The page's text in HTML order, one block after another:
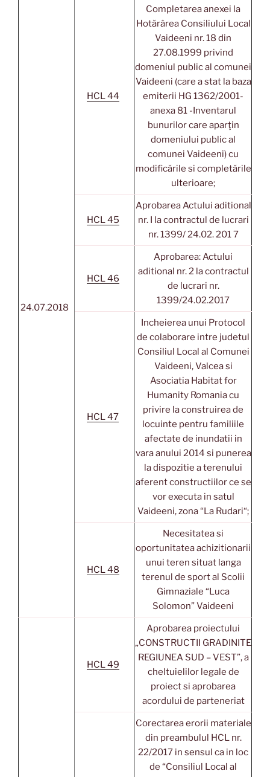
24.07.2018
HCL 44
Completarea anexei la
Hotărârea Consiliului Local
Vaideeni nr. 18 din
27.08.1999 privind
domeniul public al comunei
Vaideeni (care a stat la baza
emiterii HG 1362/2001-
anexa 81 -Inventarul
bunurilor care aparţin
domeniului public al
comunei Vaideeni) cu
modificările si completările
ulterioare;
HCL 45
Aprobarea Actului aditional
nr. I la contractul de lucrari
nr. 1399/ 24.02. 201 7
HCL 46
Aprobarea: Actului
aditional nr. 2 la contractul
de lucrari nr.
1399/24.02.2017
HCL 47
Incheierea unui Protocol
de colaborare intre judetul
Consiliul Local al Comunei
Vaideeni, Valcea si
Asociatia Habitat for
Humanity Romania cu
privire la construirea de
locuinte pentru familiile
afectate de inundatii in
vara anului 2014 si punerea
la dispozitie a terenului
aferent constructiilor ce se
vor executa in satul
Vaideeni, zona “La Rudari“;
HCL 48
Necesitatea si
oportunitatea achizitionarii
unui teren situat langa
terenul de sport al Scolii
Gimnaziale “Luca
Solomon” Vaideeni
HCL 49
Aprobarea proiectului
„CONSTRUCTII GRADINITE
REGIUNEA SUD – VEST”, a
cheltuielilor legale de
proiect si aprobarea
acordului de parteneriat
Corectarea erorii materiale
din preambulul HCL nr.
22/2017 in sensul ca in loc
de “Consiliul Local al